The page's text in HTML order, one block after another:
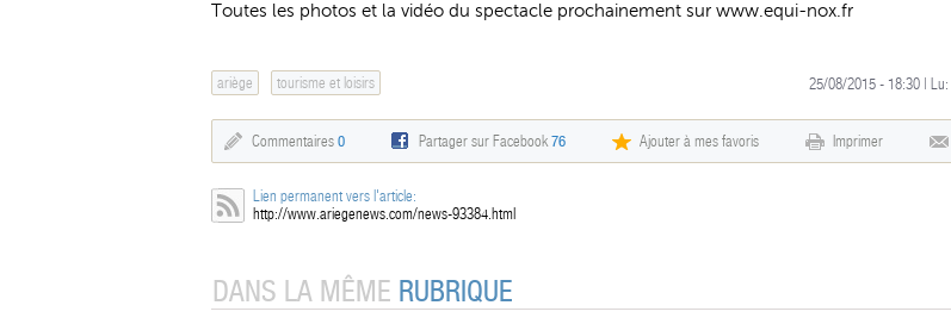
Toutes les photos et la vidéo du spectacle prochainement sur www.equi-nox.fr
ariège tourisme et loisirs 25/08/2015 - 18:30 | Lu:
Commentaires 0 Partager sur Facebook76 Ajouter à mes favoris Imprimer
Lien permanent vers l'article:
http://www.ariegenews.com/news-93384.html
DANS LA MÊME RUBRIQUE